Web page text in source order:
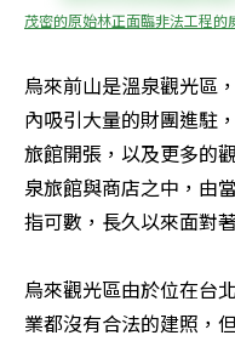
茂密的原始林正面臨非法工程的
烏來前山是溫泉觀光區
內吸引大量的財團進駐
旅館開張，以及更多的
泉旅館與商店之中，由
指可數，長久以來面對
烏來觀光區由於位在台
業都沒有合法的建照，